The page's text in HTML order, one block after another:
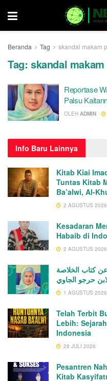
Beranda Tag skandal makam
Tag: skandal
Reportase
Palsu
OLEH ADMIN
Info Baru Lainnya
Kitab Kiai
Tuntas Kitab
Ba’alwi, Al-
2 AGUSTUS 2026
Kesadaran
Habaib di
2 AGUSTUS 2026
كتاب الخلاصة
حرجو الجاوي
1 AGUSTUS 2026
Telah Terbit
Lebih:
Indonesia
28 JULI 2026
Pesantren
Kitab